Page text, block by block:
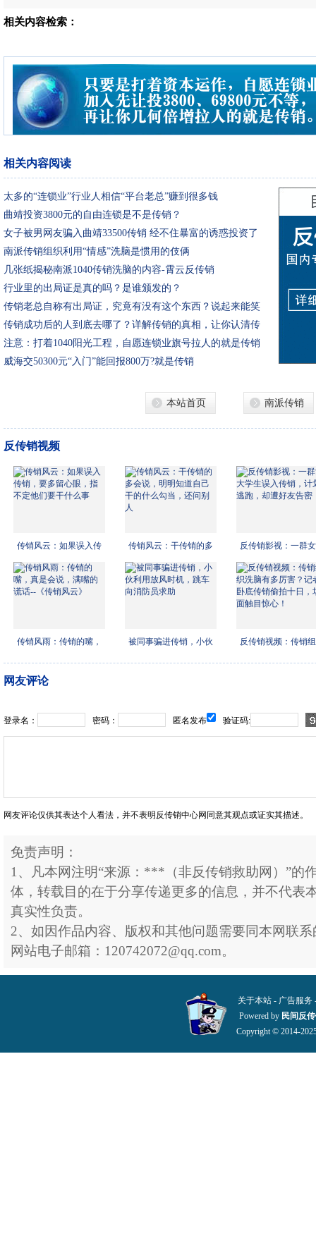
相关内容检索：
相关内容阅读
太多的“连锁业”行业人相信“平台老总”赚到很多钱
曲靖投资3800元的自由连锁是不是传销？
女子被男网友骗入曲靖33500传销 经不住暴富的诱惑投资了
全部积蓄
南派传销组织利用“情感”洗脑是惯用的伎俩
几张纸揭秘南派1040传销洗脑的内容-霄云反传销
行业里的出局证是真的吗？是谁颁发的？
传销老总自称有出局证，究竟有没有这个东西？说起来能笑
掉大牙&#
传销成功后的人到底去哪了？详解传销的真相，让你认清传
销危害！
注意：打着1040阳光工程，自愿连锁业旗号拉人的就是传销
威海交50300元“入门”能回报800万?就是传销
本站首页 南派传销
反传销视频
传销风云：如果误入传
传销风云：干传销的多
反传销影视：一群
传销风雨：传销的嘴，
被同事骗进传销，小伙
反传销视频：传销
网友评论
登录名： 密码： 匿名发布 验证码:
网友评论仅供其表达个人看法，并不表明反传销中心网同意其观点或证实其描述。
免责声明：
1、凡本网注明“来源：***（非反传销救助网）”的
体，转载目的在于分享传递更多的信息，并不代表
真实性负责。
2、如因作品内容、版权和其他问题需要同本网联
网站电子邮箱：120742072@qq.com。
关于本站 - 广告服务
Powered by 民间反
Copyright © 2014-